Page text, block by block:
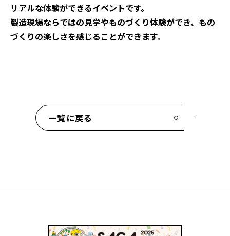
リアルな体験ができるイベントです。
製造現場ならではの見学やものづくり体験ができ、もの
づくりの楽しさを感じることができます。
一覧に戻る